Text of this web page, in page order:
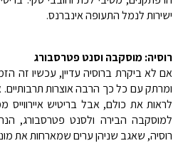
ישירות לנמל התעופה אינברנס.
רוסיה: מוסקבה וסנט פטרסבורג
אם לא ביקרת ברוסיה עדיין, עכשיו זה
ומרתק עם כל כך הרבה אוצרות תרבותיים.
לראות את כולם, אבל בריטיש
למוסקבה הבירה ולסנט פטרסבורג,
רוסיה, שאגב שניהן ערים שמארחות את